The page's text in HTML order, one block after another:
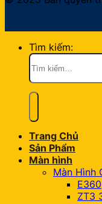
Tìm kiếm:
Trang Chủ
Sản Phẩm
Màn hình
Màn Hình
E360
ZT3